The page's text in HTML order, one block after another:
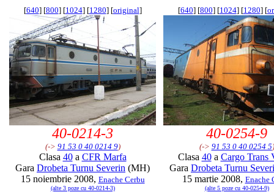
[640] [800] [1024] [1280] [original]
40-0214-3
(-> 91 53 0 40 0214 9)
Clasa 40a CFR Marfa
Gara Drobeta Turnu Severin (MH)
15 noiembrie 2008, Enache Cerbu
(alte 3 poze cu 40-0214-3)
[640] [800] [1024] [1280] [
40-0254-9
(-> 91 53 0 40 0254 5)
Clasa 40a Cargo Trans
Gara Drobeta Turnu
15 martie 2008, Enache
(alte 5 poze cu 40-0254-9)